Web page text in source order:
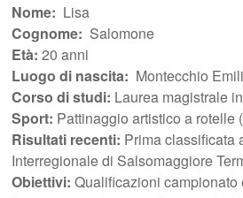
Nome: Lisa
Cognome: Salomone
Età:20 anni
Luogo di nascita: Montecchio
Corso di studi: Laurea magistrale
Sport: Pattinaggio artistico a rotelle
Risultati recenti: Prima classificata
Interregionale di Salsomaggiore
Obiettivi: Qualificazioni